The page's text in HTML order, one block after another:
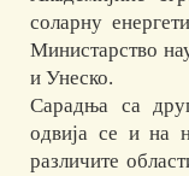
соларну
Министарство
и Унеско.
Сарадња са
одвија се и на
различите